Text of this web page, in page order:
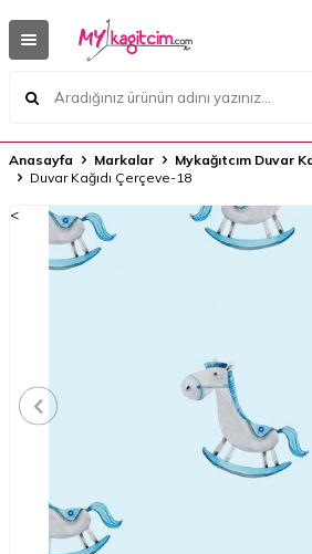
Anasayfa Markalar
Mykağıtcım Duvar
Duvar Kağıdı Çerçeve-18
<